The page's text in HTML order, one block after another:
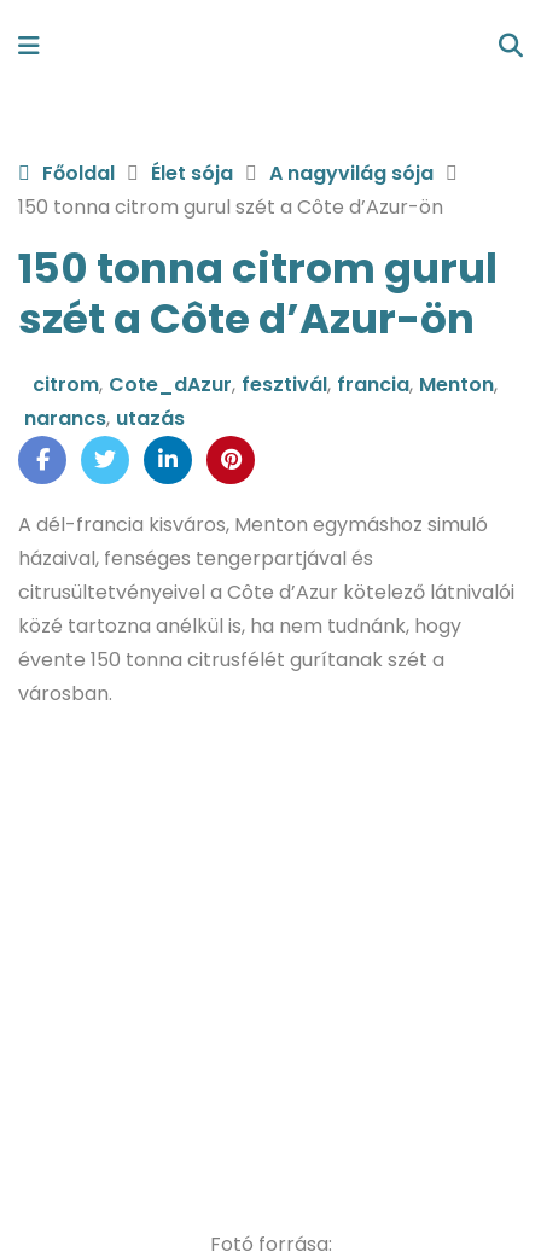
Főoldal Élet sója
A nagyvilág sója
150 tonna citrom gurul szét a Côte d’Azur-ön
150 tonna citrom gurul
szét a Côte d’Azur-ön
citrom, Cote_dAzur, fesztivál, francia, Menton,
narancs, utazás
A dél-francia kisváros, Menton egymáshoz simuló
házaival, fenséges tengerpartjával és
citrusültetvényeivel a Côte d’Azur kötelező látnivalói
közé tartozna anélkül is, ha nem tudnánk, hogy
évente 150 tonna citrusfélét gurítanak szét a
városban.
Fotó forrása: